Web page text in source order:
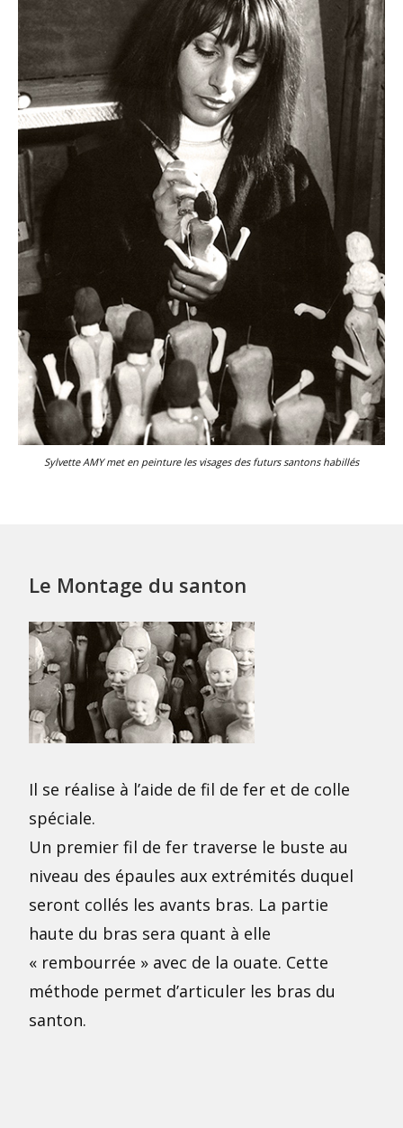
Sylvette AMY met en peinture les visages des futurs santons habillés
Le Montage du santon
Il se réalise à l’aide de fil de fer et de colle
spéciale.
Un premier fil de fer traverse le buste au
niveau des épaules aux extrémités duquel
seront collés les avants bras. La partie
haute du bras sera quant à elle
« rembourrée » avec de la ouate. Cette
méthode permet d’articuler les bras du
santon.